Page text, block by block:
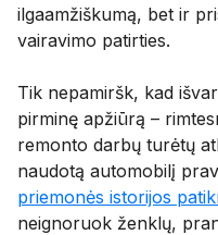
ilgaamžiškumą, bet ir
vairavimo patirties.
Tik nepamiršk, kad
pirminę apžiūrą –
remonto darbų turėtų
naudotą automobilį
priemonės istorijos
neignoruok ženklų,